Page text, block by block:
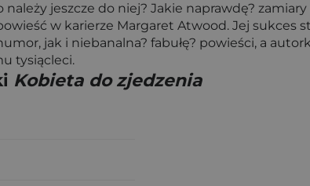
należy jeszcze do niej? Jakie naprawdę?
w karierze Margaret Atwood. Jej sukces
jak i niebanalna? fabułę? powieści, a
tysiącleci.
Kobieta do zjedzenia